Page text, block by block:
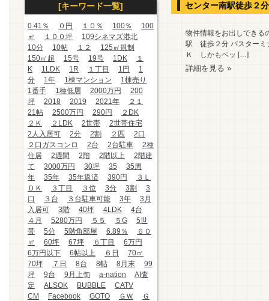
[キーワード一覧]
0.41％ ０円 １０％ 100％
100
㎡
１００坪
109シネマズ港北
10分
10帖 １２
125㎡規制
150㎡超
15号 19号 1DK
１
K
1LDK 1R １丁目 1円
1
分
1年 1棟マンション
1棟売り
1番手
1種低層 2000万円
200
坪
2018 2019 2021年
２１
21帖
2500万円 290円
２DK
２Ｋ
２LDK 2世帯
2世帯住宅
2人入居可
2分 2割 ２匹
2口
２口ガスコンロ
2台 2台駐車
2種
住居
2週間 2階 2階以上
2階建
て
3000万円 30坪 35
35周
年
35年 35年返済 390円
３Ｌ
ＤＫ
３丁目 ３位 3分 3割
3
口
３台 ３台駐車可能 3年
3月
入居可
3階 40坪 4LDK
4台
４月
5280万円 ５５ ５G
5世
帯
5分 5階角部屋 6.89％
６０
㎡
60坪 67坪 ６丁目
6万円
6万円以下
6帖以上 ６日
70㎡
70坪
７日 8台 8帖 8月末
99
坪
9台 9月上旬 a-nation
AI査
定
ALSOK BUBBLE
CATV
CM
Facebook GOTO ＧＷ
Ｇ
センター南駅徒歩２
物件情報をお出しできる
駅 徒歩２分 バスターミ
Ｋ しかもペッ […]
詳細を見る »